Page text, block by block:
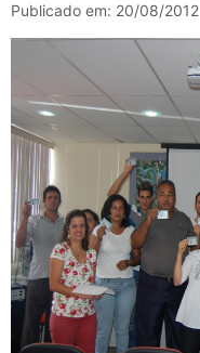
Publicado em: 20/08/2012